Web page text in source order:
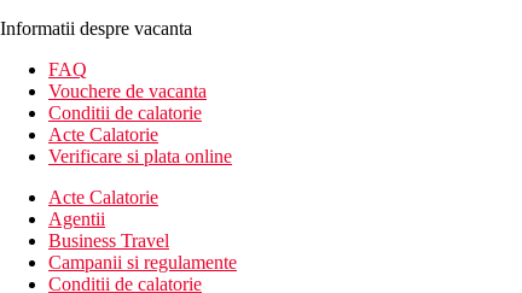
Informatii despre vacanta
FAQ
Vouchere de vacanta
Conditii de calatorie
Acte Calatorie
Verificare si plata online
Acte Calatorie
Agentii
Business Travel
Campanii si regulamente
Conditii de calatorie